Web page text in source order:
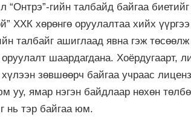
“Онтрэ”-гийн талбайд байгаа
ХХК хөрөнгө оруулалтаа хийх
талбайг ашиглаад явна гэж
шаардагдана. Хоёрдугаарт,
зөвшөөрч байгаа учраас
уу, ямар нэгэн байдлаар нөхөн
нь тэр байгаа юм.